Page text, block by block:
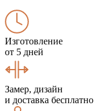
Изготовление
от 5 дней
Замер, дизайн
и доставка бесплатно